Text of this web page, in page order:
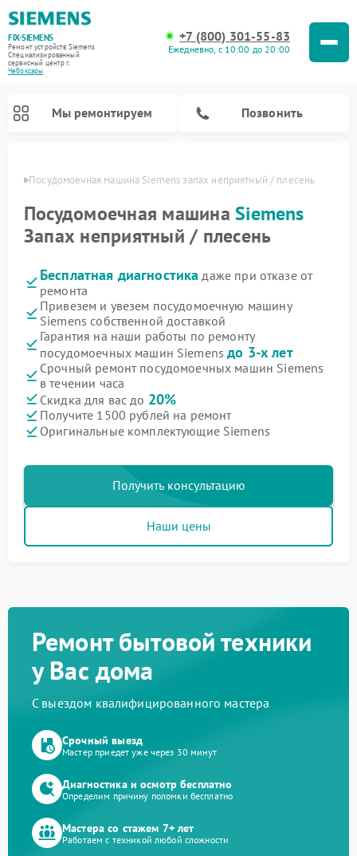
FIX-SIEMENS
Ремонт устройств Siemens
Специализированный
cервисный центр г.
Чебоксары
+7 (800) 301-55-83
Ежедневно, с 10:00 до 20:00
Мы ремонтируем Позвонить
Посудомоечная машина Siemens запах неприятный / плесень
Посудомоечная машинаSiemens
Запах неприятный / плесень
Бесплатная диагностика даже при отказе от
ремонта
Привезем и увезем посудомоечную машину
Siemens собственной доставкой
Гарантия на наши работы по ремонту
посудомоечных машин Siemensдо 3-х лет
Срочный ремонт посудомоечных машин Siemens
в течении часа
Скидка для вас до 20%
Получите 1500 рублей на ремонт
Оригинальные комплектующие Siemens
Получить консультацию
Наши цены
Ремонт бытовой техники
у Вас дома
С выездом квалифицированного мастера
Срочный выезд
Мастер приедет уже через 30 минут
Диагностика и осмотр бесплатно
Определим причину поломки бесплатно
Мастера со стажем 7+ лет
Работаем с техникой любой сложности